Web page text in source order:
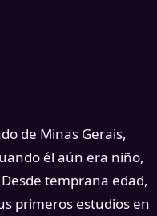
de Minas Gerais,
él aún era niño,
temprana edad,
primeros estudios en